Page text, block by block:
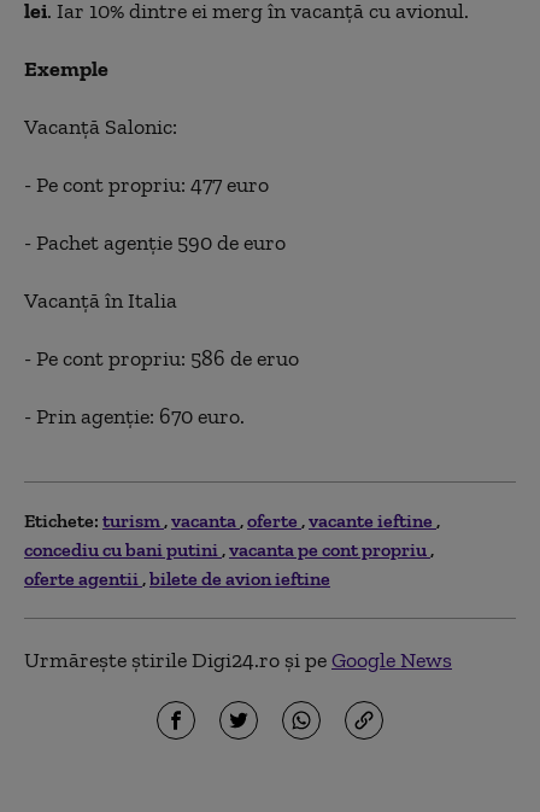
lei. Iar 10% dintre ei merg în vacanţă cu avionul.
Exemple
Vacanţă Salonic:
- Pe cont propriu: 477 euro
- Pachet agenţie 590 de euro
Vacanţă în Italia
- Pe cont propriu: 586 de eruo
- Prin agenţie: 670 euro.
Etichete: turism vacanta oferte vacante ieftine
concediu cu bani putini vacanta pe cont propriu
oferte agentii bilete de avion ieftine
Urmărește știrile Digi24.ro și peGoogle News